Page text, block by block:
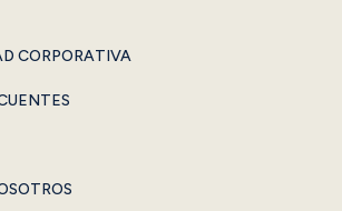
CORPORATIVA